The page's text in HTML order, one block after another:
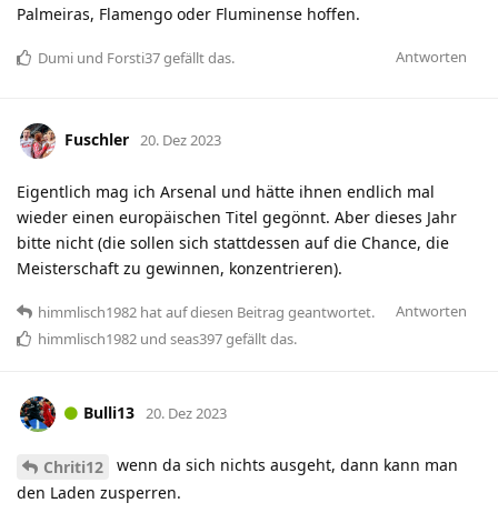
Palmeiras, Flamengo oder Fluminense hoffen.
Antworten
Dumi und Forsti37gefällt das.
Fuschler 20. Dez 2023
Eigentlich mag ich Arsenal und hätte ihnen endlich mal
wieder einen europäischen Titel gegönnt. Aber dieses Jahr
bitte nicht (die sollen sich stattdessen auf die Chance, die
Meisterschaft zu gewinnen, konzentrieren).
Antworten
himmlisch1982 hatauf diesen Beitrag geantwortet.
himmlisch1982 und seas397gefällt das.
Bulli13 20. Dez 2023
Chriti12
wenn da sich nichts ausgeht, dann kann man
den Laden zusperren.